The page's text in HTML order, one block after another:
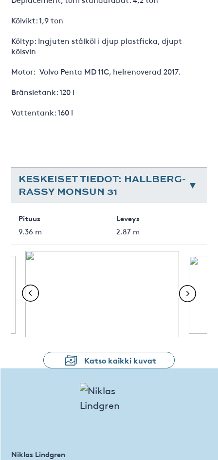
Kölvikt: 1,9 ton
Költyp: Ingjuten stålköl i djup plastficka, djupt
kölsvin
Motor: Volvo Penta MD 11C, helrenoverad 2017.
Bränsletank: 120 l
Vattentank: 160 l
KESKEISET TIEDOT: HALLBERG-
RASSY MONSUN 31
Pituus
9.36 m
Leveys
2.87 m
Katso kaikki kuvat
Niklas Lindgren